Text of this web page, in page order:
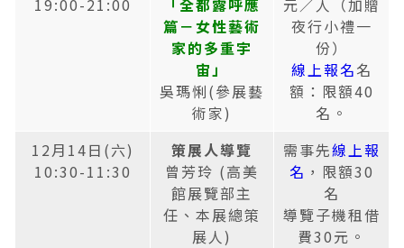
篇－女性藝術
家的多重宇
宙」
吳瑪悧(參展藝
術家)
夜行小禮一
份）
線上報名名
額：限額40
名。
12月14日(六)
10:30-11:30
策展人導覽
曾芳玲 (高美
館展覽部主
任、本展總策
展人)
需事先線上報
名 ，限額30
名
導覽子機租借
費30元。